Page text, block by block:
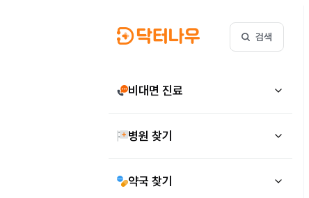
검색
비대면 진료
병원 찾기
약국 찾기